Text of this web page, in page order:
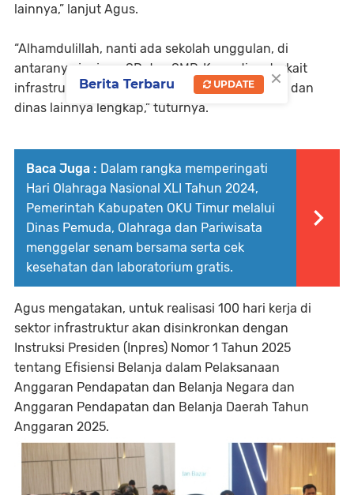
lainnya,” lanjut Agus.
“Alhamdulillah, nanti ada sekolah unggulan, di
antaranya jenjang SD dan SMP. Kemudian, terkait
infrastruktur jalan, tadi dibahas dengan PUTR, dan
dinas lainnya lengkap,” tuturnya.
Baca Juga : Dalam rangka memperingati
Hari Olahraga Nasional XLI Tahun 2024,
Pemerintah Kabupaten OKU Timur melalui
Dinas Pemuda, Olahraga dan Pariwisata
menggelar senam bersama serta cek
kesehatan dan laboratorium gratis.
Agus mengatakan, untuk realisasi 100 hari kerja di
sektor infrastruktur akan disinkronkan dengan
Instruksi Presiden (Inpres) Nomor 1 Tahun 2025
tentang Efisiensi Belanja dalam Pelaksanaan
Anggaran Pendapatan dan Belanja Negara dan
Anggaran Pendapatan dan Belanja Daerah Tahun
Anggaran 2025.
×
Berita Terbaru UPDATE